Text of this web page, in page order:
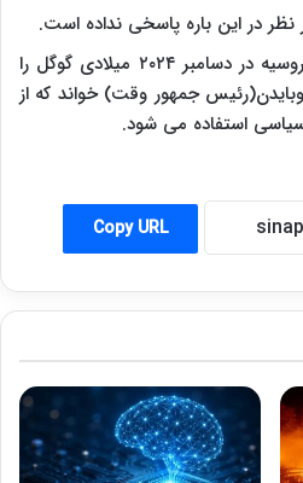
در این باره پاسخی نداده است.
ولادیمیر پوتین رئیس جمهور روسیه در دسامبر ۲۰۲۴ میلادی گوگل را
جمهور وقت) خواند که از
سیاسی استفاده می شود.
Copy URL